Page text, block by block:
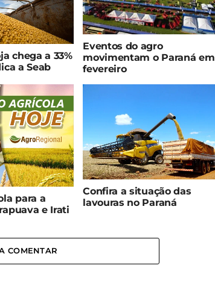
chega a 33%
a Seab
Eventos do agro
movimentam o Paraná em
fevereiro
para a
e Irati
Confira a situação das
lavouras no Paraná
COMENTAR